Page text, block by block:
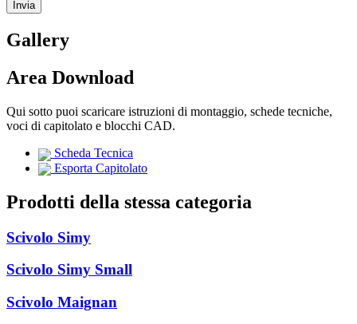
Gallery
Area Download
Qui sotto puoi scaricare istruzioni di montaggio, schede tecniche,
voci di capitolato e blocchi CAD.
Scheda Tecnica
Esporta Capitolato
Prodotti della stessa categoria
Scivolo Simy
Scivolo Simy Small
Scivolo Maignan